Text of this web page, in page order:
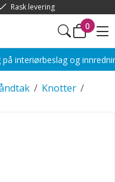
Rask levering
0
på interiørbeslag og
/ /
Knotter